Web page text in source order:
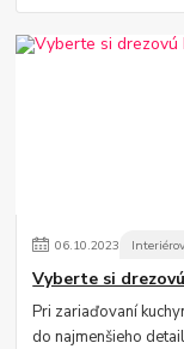
06.10.2023
Vyberte si
Pri zariaďovaní
do najmenšieho